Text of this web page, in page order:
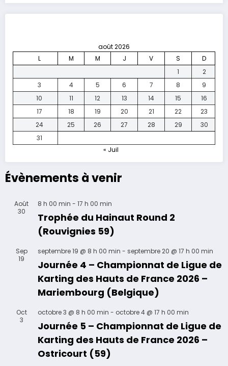
août 2026
L
M M J V S
D
1
2
3
4 5 6 7 8
9
10
11 12 13 14 15
16
17
18 19 20 21 22
23
24
25 26 27 28 29
30
31
« Juil
Évènements à venir
Août
30
8 h 00 min - 17 h 00 min
Trophée du Hainaut Round 2
(Rouvignies 59)
Sep
19
septembre 19 @ 8 h 00 min - septembre 20 @ 17 h 00 min
Journée 4 – Championnat de Ligue de
Karting des Hauts de France 2026 –
Mariembourg (Belgique)
Oct
3
octobre 3 @ 8 h 00 min - octobre 4 @ 17 h 00 min
Journée 5 – Championnat de Ligue de
Karting des Hauts de France 2026 –
Ostricourt (59)